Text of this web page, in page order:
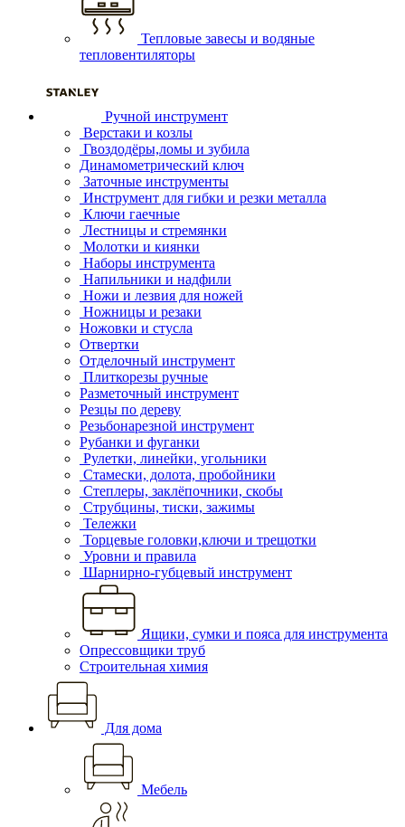
Тепловые завесы и водяные
тепловентиляторы
Ручной инструмент
Верстаки и козлы
Гвоздодёры,ломы и зубила
Динамометрический ключ
Заточные инструменты
Инструмент для гибки и резки металла
Ключи гаечные
Лестницы и стремянки
Молотки и киянки
Наборы инструмента
Напильники и надфили
Ножи и лезвия для ножей
Ножницы и резаки
Ножовки и стусла
Отвертки
Отделочный инструмент
Плиткорезы ручные
Разметочный инструмент
Резцы по дереву
Резьбонарезной инструмент
Рубанки и фуганки
Рулетки, линейки, угольники
Стамески, долота, пробойники
Степлеры, заклёпочники, скобы
Струбцины, тиски, зажимы
Тележки
Торцевые головки,ключи и трещотки
Уровни и правила
Шарнирно-губцевый инструмент
Ящики, сумки и пояса для инструмента
Опрессовщики труб
Строительная химия
Для дома
Мебель